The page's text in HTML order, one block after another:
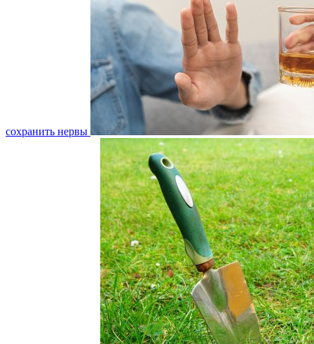
сохранить нервы